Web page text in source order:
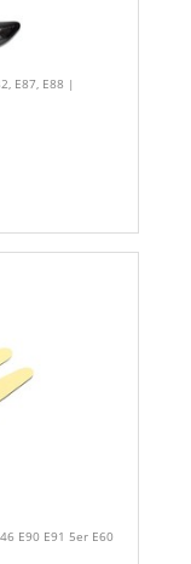
E87, E88 |
E90 E91 5er E60